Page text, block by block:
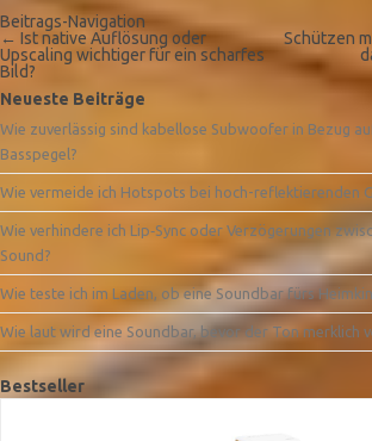
Beitrags-Navigation
← Ist native Auflösung oder
Upscaling wichtiger für ein scharfes
Bild?
Schützen
Neueste Beiträge
Wie zuverlässig sind kabellose Subwoofer in Bezug
Basspegel?
Wie vermeide ich Hotspots bei hoch-reflektierenden
Wie verhindere ich Lip‑Sync oder Verzögerungen
Sound?
Wie teste ich im Laden, ob eine Soundbar fürs
Wie laut wird eine Soundbar, bevor der Ton merklich
Bestseller